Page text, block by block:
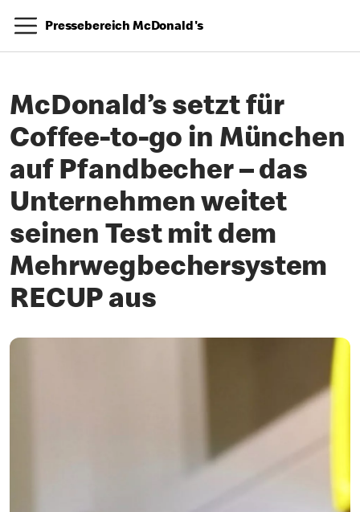
Pressebereich McDonald's
McDonald’s setzt für
Coffee-to-go in München
auf Pfandbecher – das
Unternehmen weitet
seinen Test mit dem
Mehrwegbechersystem
RECUP aus